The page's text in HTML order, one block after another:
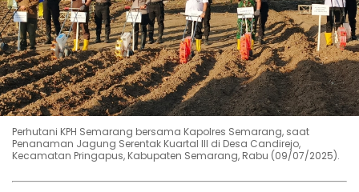
Perhutani KPH Semarang bersama Kapolres Semarang, saat
Penanaman Jagung Serentak Kuartal III di Desa Candirejo,
Kecamatan Pringapus, Kabupaten Semarang, Rabu (09/07/2025).